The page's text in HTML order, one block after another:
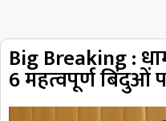
Big Breaking :
6 महत्वपूर्ण बिंदुओं